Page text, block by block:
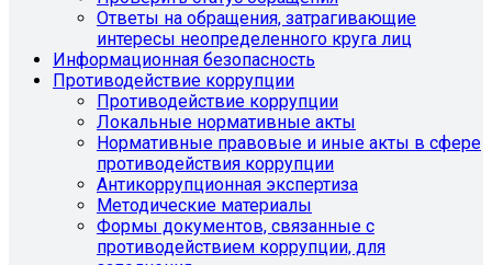
Ответы на обращения, затрагивающие
интересы неопределенного круга лиц
Информационная безопасность
Противодействие коррупции
Противодействие коррупции
Локальные нормативные акты
Нормативные правовые и иные акты в сфере
противодействия коррупции
Антикоррупционная экспертиза
Методические материалы
Формы документов, связанные с
противодействием коррупции, для